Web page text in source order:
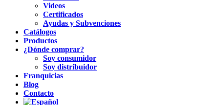
Videos
Certificados
Ayudas y Subvenciones
Catálogos
Productos
¿Dónde comprar?
Soy consumidor
Soy distribuidor
Franquicias
Blog
Contacto